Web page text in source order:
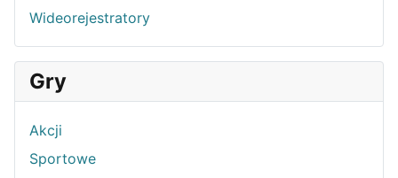
Wideorejestratory
Gry
Akcji
Sportowe